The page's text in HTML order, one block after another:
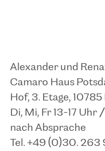
Alexander und
Camaro Haus
Hof, 3. Etage,
Di, Mi, Fr 13-17
nach Absprache
Tel. +49 (0)30. 263